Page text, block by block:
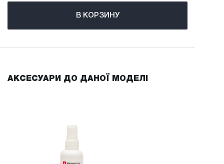
В КОРЗИНУ
АКСЕСУАРИ ДО ДАНОЇ МОДЕЛІ